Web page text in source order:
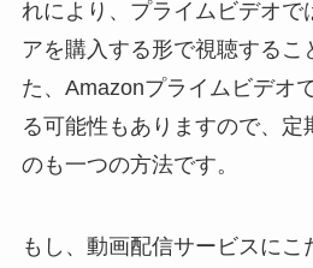
れにより、プライムビデオで
アを購入する形で視聴するこ
た、Amazonプライムビデオ
る可能性もありますので、定
のも一つの方法です。
もし、動画配信サービスにこ